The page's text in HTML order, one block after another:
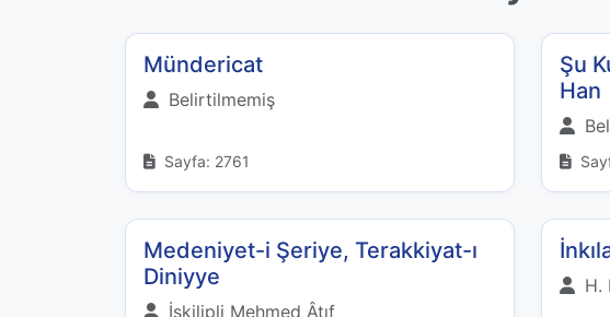
Mündericat
Belirtilmemiş
Sayfa: 2761
Şu
Han
Medeniyet-i Şeriye, Terakkiyat-ı
Diniyye
İskilipli Mehmed Âtıf
H.